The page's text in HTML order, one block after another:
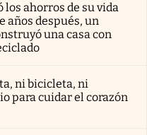
los ahorros de su vida
años después, un
una casa con
ni bicicleta, ni
para cuidar el corazón